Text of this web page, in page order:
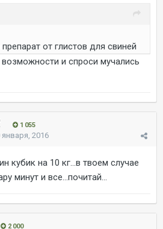
от глистов для свиней
возможности и спроси мучались
1 055
января, 2016
кубик на 10 кг...в твоем случае
минут и все...почитай...
2 000